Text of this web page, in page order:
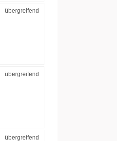
übergreifend
übergreifend
übergreifend